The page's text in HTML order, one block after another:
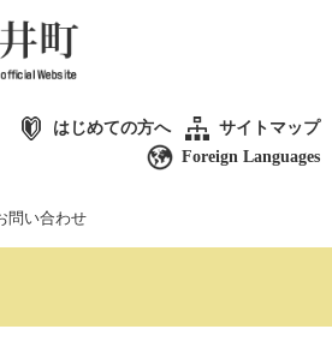
はじめての方へ
サイトマップ
Foreign Languages
問い合わせ